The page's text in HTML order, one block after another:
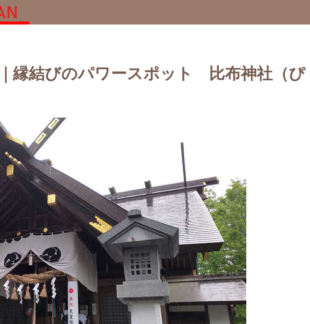
｜縁結びのパワースポット 比布神社（ぴ